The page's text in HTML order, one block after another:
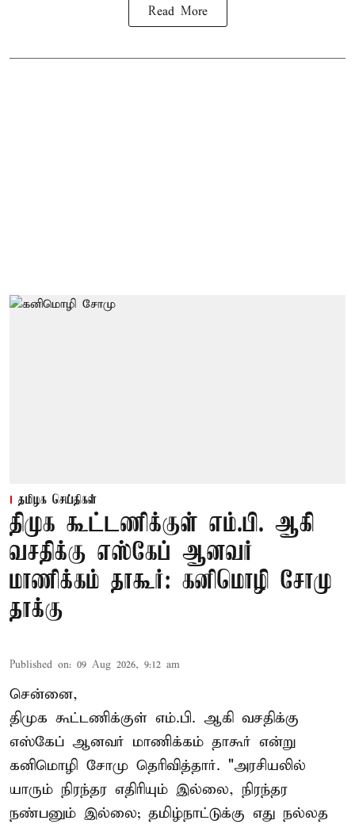
Read More
தமிழக செய்திகள்
திமுக கூட்டணிக்குள் எம்.பி. ஆகி
வசதிக்கு எஸ்கேப் ஆனவர்
மாணிக்கம் தாகூர்: கனிமொழி சோமு
தாக்கு
Published on: 09 Aug 2026, 9:12 am
சென்னை,
திமுக கூட்டணிக்குள் எம்.பி. ஆகி வசதிக்கு
எஸ்கேப் ஆனவர் மாணிக்கம் தாகூர் என்று
கனிமொழி சோமு தெரிவித்தார். "அரசியலில்
யாரும் நிரந்தர எதிரியும் இல்லை, நிரந்தர
நண்பனும் இல்லை; தமிழ்நாட்டுக்கு எது நல்லத